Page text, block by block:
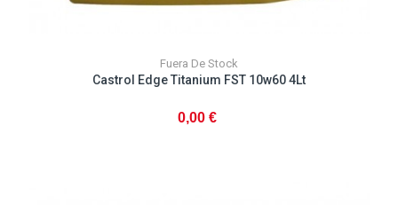
Fuera De Stock
Castrol Edge Titanium FST 10w60 4Lt
0,00 €